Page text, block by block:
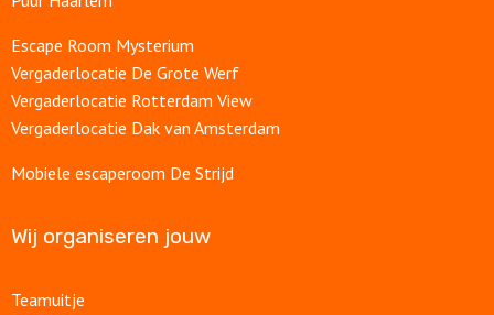
Escape Room Mysterium
Vergaderlocatie De Grote Werf
Vergaderlocatie Rotterdam View
Vergaderlocatie Dak van Amsterdam
Mobiele escaperoom De Strijd
Wij organiseren jouw
Teamuitje